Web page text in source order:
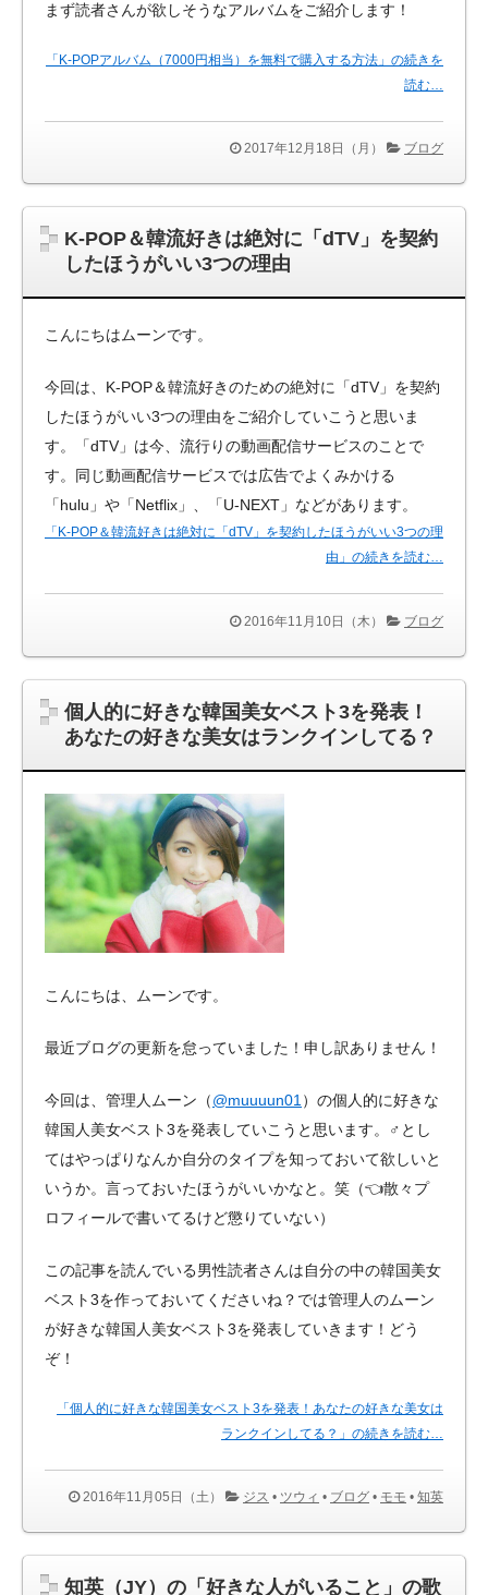
まず読者さんが欲しそうなアルバムをご紹介します！
「K-POPアルバム（7000円相当）を無料で購入する方法」の続きを
読む…
2017年12月18日（月） ブログ
K-POP＆韓流好きは絶対に「dTV」を契約
したほうがいい3つの理由
こんにちはムーンです。
今回は、K-POP＆韓流好きのための絶対に「dTV」を契約
したほうがいい3つの理由をご紹介していこうと思いま
す。「dTV」は今、流行りの動画配信サービスのことで
す。同じ動画配信サービスでは広告でよくみかける
「hulu」や「Netflix」、「U-NEXT」などがあります。
「K-POP＆韓流好きは絶対に「dTV」を契約したほうがいい3つの理
由」の続きを読む…
2016年11月10日（木） ブログ
個人的に好きな韓国美女ベスト3を発表！
あなたの好きな美女はランクインしてる？
こんにちは、ムーンです。
最近ブログの更新を怠っていました！申し訳ありません！
今回は、管理人ムーン（@muuuun01）の個人的に好きな
韓国人美女ベスト3を発表していこうと思います。♂とし
てはやっぱりなんか自分のタイプを知っておいて欲しいと
いうか。言っておいたほうがいいかなと。笑（👈散々プ
ロフィールで書いてるけど懲りていない）
この記事を読んでいる男性読者さんは自分の中の韓国美女
ベスト3を作っておいてくださいね？では管理人のムーン
が好きな韓国人美女ベスト3を発表していきます！どう
ぞ！
「個人的に好きな韓国美女ベスト3を発表！あなたの好きな美女は
ランクインしてる？」の続きを読む…
2016年11月05日（土） ジス • ツウィ • ブログ • モモ • 知英
知英（JY）の「好きな人がいること」の歌